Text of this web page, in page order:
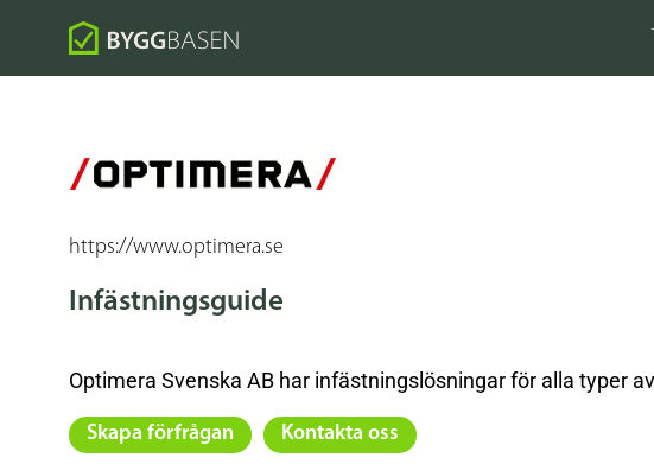
https://www.optimera.se
Infästningsguide
Optimera Svenska AB har infästningslösningar för alla typer
Skapa förfrågan Kontakta oss